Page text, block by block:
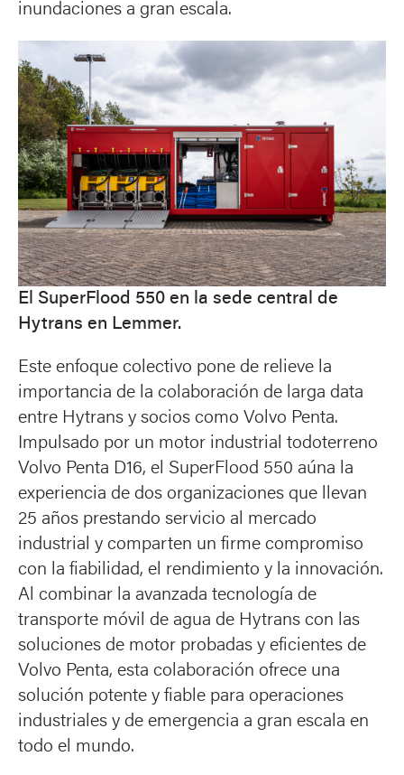
inundaciones a gran escala.
El SuperFlood 550 en la sede central de
Hytrans en Lemmer.
Este enfoque colectivo pone de relieve la
importancia de la colaboración de larga data
entre Hytrans y socios como Volvo Penta.
Impulsado por un motor industrial todoterreno
Volvo Penta D16, el SuperFlood 550 aúna la
experiencia de dos organizaciones que llevan
25 años prestando servicio al mercado
industrial y comparten un firme compromiso
con la fiabilidad, el rendimiento y la innovación.
Al combinar la avanzada tecnología de
transporte móvil de agua de Hytrans con las
soluciones de motor probadas y eficientes de
Volvo Penta, esta colaboración ofrece una
solución potente y fiable para operaciones
industriales y de emergencia a gran escala en
todo el mundo.